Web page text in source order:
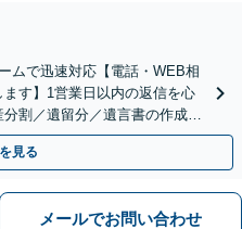
ムで迅速対応【電話・WEB相
す】1営業日以内の返信を心
割／遺留分／遺言書の作成・
【休日相談あり】
見る
メールでお問い合わせ